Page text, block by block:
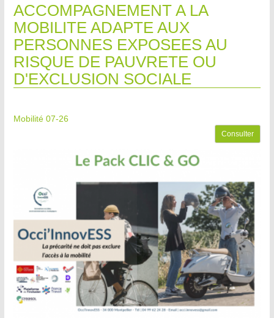
ACCOMPAGNEMENT A LA
MOBILITE ADAPTE AUX
PERSONNES EXPOSEES AU
RISQUE DE PAUVRETE OU
D'EXCLUSION SOCIALE
Mobilité 07-26
Consulter